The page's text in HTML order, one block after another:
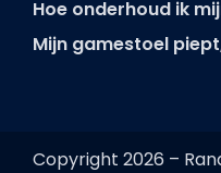
Hoe onderhoud ik
Mijn gamestoel
Copyright 2026 –